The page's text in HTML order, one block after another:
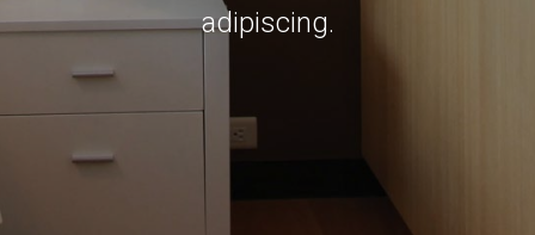
adipiscing.